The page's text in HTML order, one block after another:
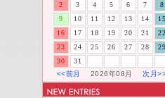
2
3 4 5 6 7
8
9
10 11 12 13 14
15
16
17 18 19 20 21
22
23
24 25 26 27 28
29
30
31
<<前月
2026年08月次月